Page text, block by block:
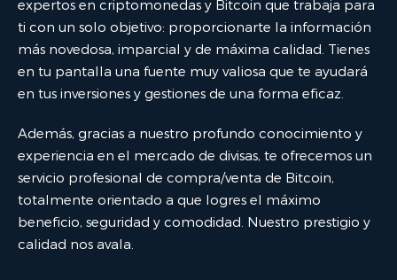
expertos en criptomonedas y Bitcoin que trabaja para
ti con un solo objetivo: proporcionarte la información
más novedosa, imparcial y de máxima calidad. Tienes
en tu pantalla una fuente muy valiosa que te ayudará
en tus inversiones y gestiones de una forma eficaz.
Además, gracias a nuestro profundo conocimiento y
experiencia en el mercado de divisas, te ofrecemos un
servicio profesional de compra/venta de Bitcoin,
totalmente orientado a que logres el máximo
beneficio, seguridad y comodidad. Nuestro prestigio y
calidad nos avala.